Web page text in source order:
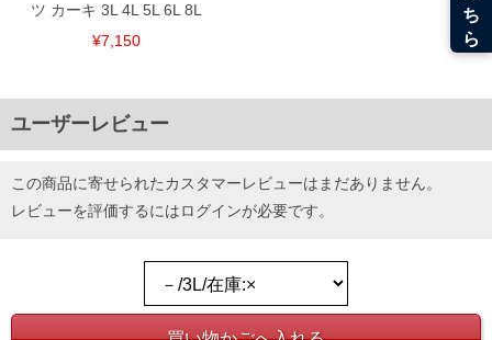
ツ カーキ 3L 4L 5L 6L 8L
¥7,150
ユーザーレビュー
この商品に寄せられたカスタマーレビューはまだありません。
レビューを評価するにはログインが必要です。